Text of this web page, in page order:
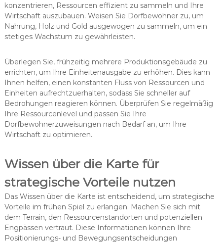
konzentrieren, Ressourcen effizient zu sammeln und Ihre
Wirtschaft auszubauen. Weisen Sie Dorfbewohner zu, um
Nahrung, Holz und Gold ausgewogen zu sammeln, um ein
stetiges Wachstum zu gewährleisten.
Überlegen Sie, frühzeitig mehrere Produktionsgebäude zu
errichten, um Ihre Einheitenausgabe zu erhöhen. Dies kann
Ihnen helfen, einen konstanten Fluss von Ressourcen und
Einheiten aufrechtzuerhalten, sodass Sie schneller auf
Bedrohungen reagieren können. Überprüfen Sie regelmäßig
Ihre Ressourcenlevel und passen Sie Ihre
Dorfbewohnerzuweisungen nach Bedarf an, um Ihre
Wirtschaft zu optimieren.
Wissen über die Karte für
strategische Vorteile nutzen
Das Wissen über die Karte ist entscheidend, um strategische
Vorteile im frühen Spiel zu erlangen. Machen Sie sich mit
dem Terrain, den Ressourcenstandorten und potenziellen
Engpässen vertraut. Diese Informationen können Ihre
Positionierungs- und Bewegungsentscheidungen